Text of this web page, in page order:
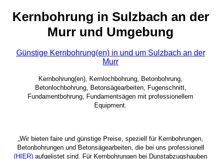
Kernbohrung in Sulzbach an der
Murr und Umgebung
Günstige Kernbohrung(en) in und um Sulzbach an der
Murr
Kernbohrung(en), Kernlochbohrung, Betonbohrung,
Betonlochbohrung, Betonsägearbeiten, Fugenschnitt,
Fundamentbohrung, Fundamentsägen mit professionellem
Equipment.
„Wir bieten faire und günstige Preise, speziell für Kernbohrungen,
Betonbohrungen und Betonsägearbeiten, die bei uns professionell
(HIER) aufgelistet sind. Für Kernbohrungen bei Dunstabzugshauben